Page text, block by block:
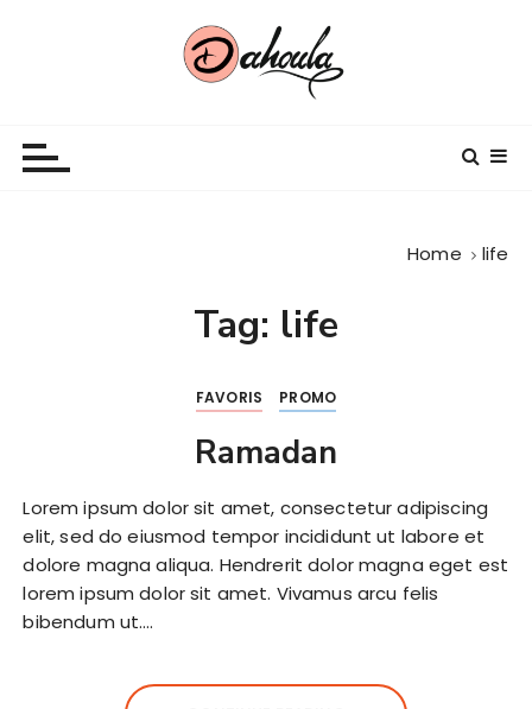
Home life
Tag: life
FAVORIS PROMO
Ramadan
Lorem ipsum dolor sit amet, consectetur adipiscing
elit, sed do eiusmod tempor incididunt ut labore et
dolore magna aliqua. Hendrerit dolor magna eget est
lorem ipsum dolor sit amet. Vivamus arcu felis
bibendum ut….